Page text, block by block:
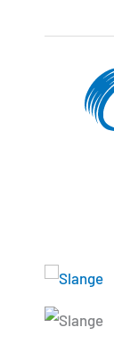
til